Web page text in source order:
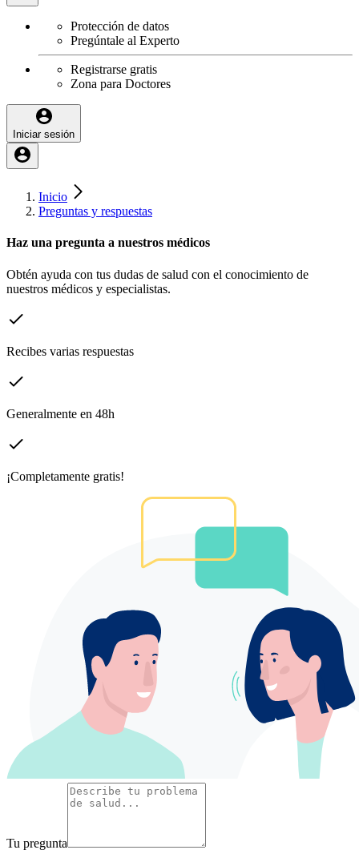
Protección de datos
Pregúntale al Experto
Registrarse gratis
Zona para Doctores
Iniciar sesión
Inicio
Preguntas y respuestas
Haz una pregunta a nuestros médicos
Obtén ayuda con tus dudas de salud con el conocimiento de
nuestros médicos y especialistas.
Recibes varias respuestas
Generalmente en 48h
¡Completamente gratis!
Tu pregunta